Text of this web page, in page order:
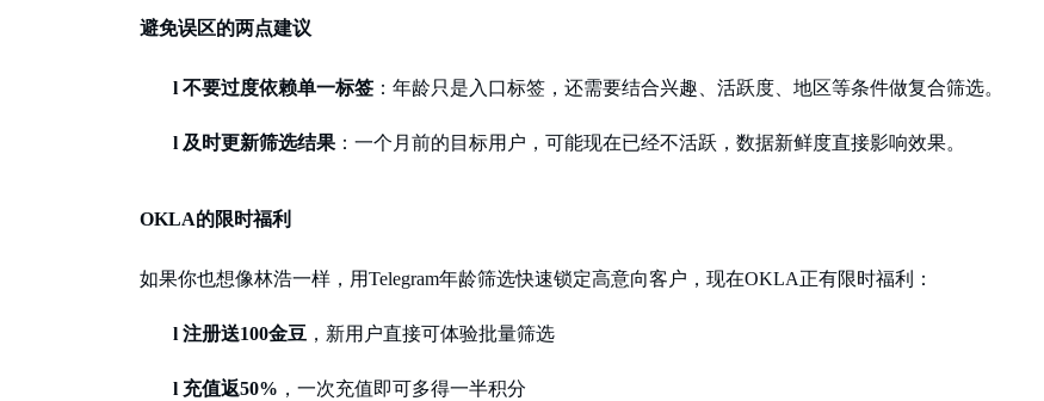
避免误区的两点建议
l 不要过度依赖单一标签 ：年龄只是入口标签，还需要结合兴趣、活跃度、地区等条件做复合筛选。
l 及时更新筛选结果 ：一个月前的目标用户，可能现在已经不活跃，数据新鲜度直接影响效果。
OKLA的限时福利
如果你也想像林浩一样，用Telegram年龄筛选快速锁定高意向客户，现在OKLA正有限时福利：
l 注册送100金豆 ，新用户直接可体验批量筛选
l 充值返50% ，一次充值即可多得一半积分